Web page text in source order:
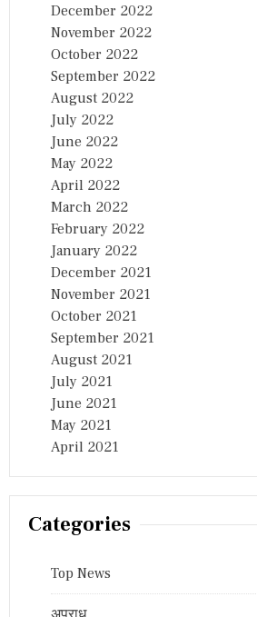
December 2022
November 2022
October 2022
September 2022
August 2022
July 2022
June 2022
May 2022
April 2022
March 2022
February 2022
January 2022
December 2021
November 2021
October 2021
September 2021
August 2021
July 2021
June 2021
May 2021
April 2021
Categories
Top News